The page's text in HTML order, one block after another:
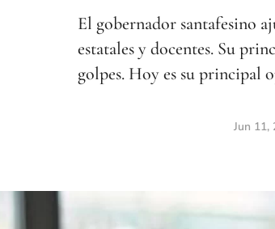
El gobernador santafesino
estatales y docentes. Su
golpes. Hoy es su principal
Jun 11,